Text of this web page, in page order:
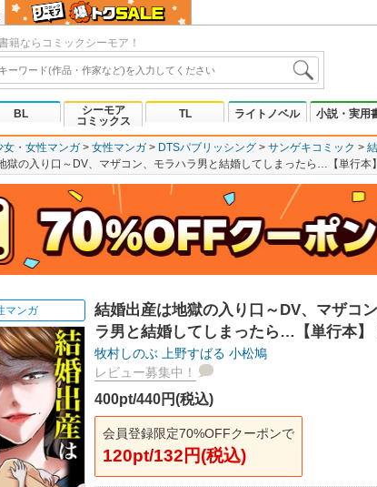
籍ならコミックシーモア！
BL
シーモア
コミックス
TL ライトノベル 小説・実用
女・女性マンガ 女性マンガ DTSパブリッシング サンゲキコミック
獄の入り口～DV、マザコン、モラハラ男と結婚してしまったら…【単行本
マンガ
結婚出産は地獄の入り口～DV、マザコ
ラ男と結婚してしまったら…【単行本】
牧村しのぶ 上野すばる 小松鳩
レビュー募集中！
400pt/440円(税込)
会員登録限定70%OFFクーポンで
120pt/132円(税込)